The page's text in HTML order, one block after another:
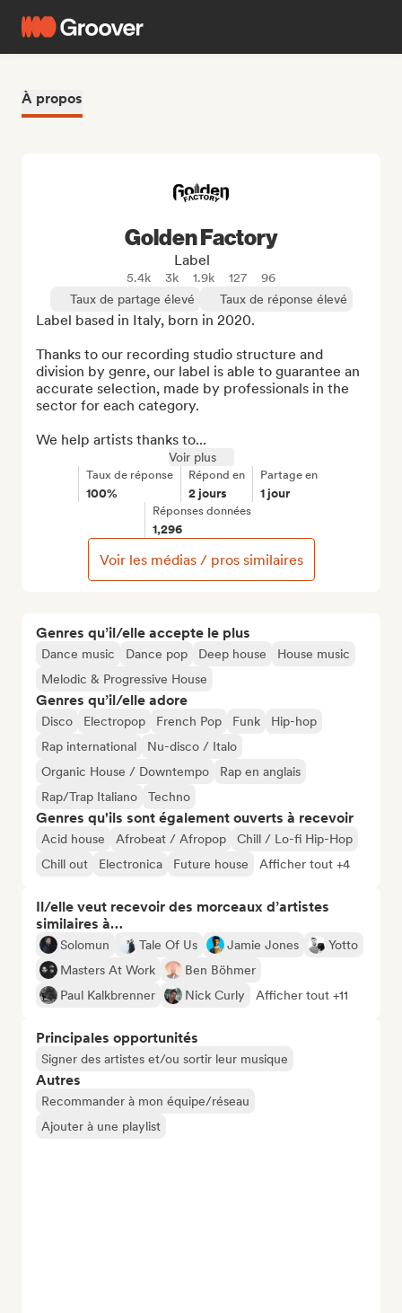
À propos
Genres qu’il/elle accepte le plus
Dance music Dance pop Deep house
House music
Melodic & Progressive House
Genres qu’il/elle adore
Disco Electropop French Pop Funk
Hip-hop
Rap international
Nu-disco / Italo
Organic House / Downtempo
Rap en anglais
Rap/Trap Italiano
Techno
Genres qu'ils sont également ouverts à recevoir
Acid house Afrobeat / Afropop
Chill / Lo-fi Hip-Hop
Chill out
Electronica Future house Afficher tout +4
Il/elle veut recevoir des morceaux d’artistes
similaires à…
Solomun Tale Of Us Jamie Jones
Yotto
Masters At Work
Ben Böhmer
Paul Kalkbrenner
Nick Curly Afficher tout +11
Principales opportunités
Signer des artistes et/ou sortir leur musique
Autres
Recommander à mon équipe/réseau
Ajouter à une playlist
Golden Factory
Label
5.4k 3k 1.9k 127
96
Taux de partage élevé
Taux de réponse élevé
Label based in Italy, born in 2020.
Thanks to our recording studio structure and
division by genre, our label is able to guarantee an
accurate selection, made by professionals in the
sector for each category.
We help artists thanks to...
Voir plus
Taux de réponse
100%
Répond en
2 jours
Partage en
1 jour
Réponses données
1,296
Voir les médias / pros similaires